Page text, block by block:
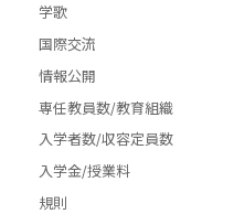
学歌
国際交流
情報公開
専任教員数/教育組織
入学者数/収容定員数
入学金/授業料
規則